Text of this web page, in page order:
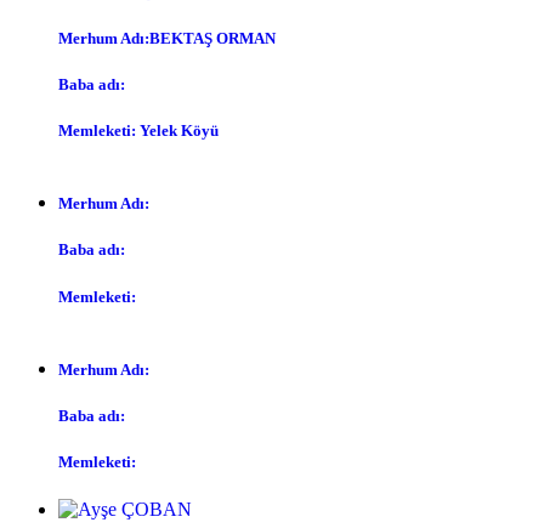
Merhum Adı:BEKTAŞ ORMAN
Baba adı:
Memleketi: Yelek Köyü
Merhum Adı:
Baba adı:
Memleketi:
Merhum Adı:
Baba adı:
Memleketi: